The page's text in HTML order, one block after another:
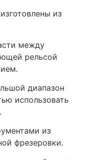
из
между
рельсой
диапазон
использовать
из
фрезеровки.